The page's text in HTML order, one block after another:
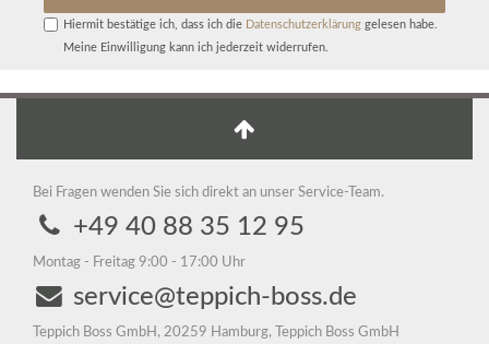
Hiermit bestätige ich, dass ich die Daten­schutz­erklärunggelesen habe.
Meine Einwilligung kann ich jederzeit widerrufen.
Bei Fragen wenden Sie sich direkt an unser Service-Team.
+49 40 88 35 12 95
Montag - Freitag 9:00 - 17:00 Uhr
service@teppich-boss.de
Teppich Boss GmbH, 20259 Hamburg, Teppich Boss GmbH